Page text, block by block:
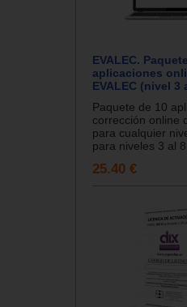
EVALEC.
aplicaciones
EVALEC (nivel 3
Paquete de 10
corrección online
para cualquier
para niveles 3 al
25.40 €